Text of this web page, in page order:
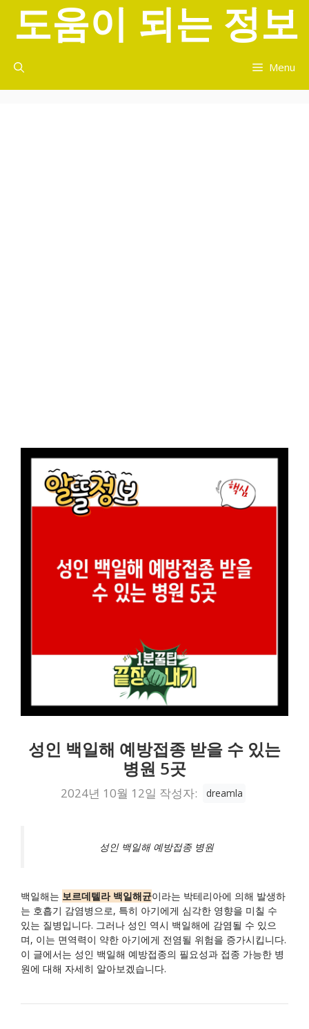
너
도움이 되는 정보
Menu
성인 백일해 예방접종 받을 수 있는
병원 5곳
2024년 10월 12일 작성자: dreamla
성인 백일해 예방접종 병원
백일해는 보르데텔라 백일해균이라는 박테리아에 의해 발생하
는 호흡기 감염병으로, 특히 아기에게 심각한 영향을 미칠 수
있는 질병입니다. 그러나 성인 역시 백일해에 감염될 수 있으
며, 이는 면역력이 약한 아기에게 전염될 위험을 증가시킵니다.
이 글에서는 성인 백일해 예방접종의 필요성과 접종 가능한 병
원에 대해 자세히 알아보겠습니다.